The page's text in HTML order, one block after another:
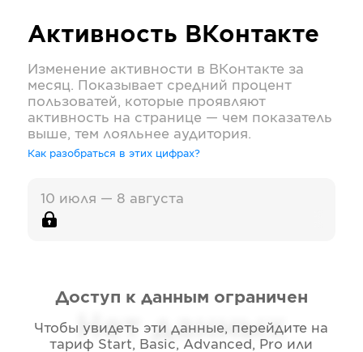
Активность ВКонтакте
Изменение активности в ВКонтакте за
месяц. Показывает средний процент
пользоватей, которые проявляют
активность на странице — чем показатель
выше, тем лояльнее аудитория.
Как разобраться в этих цифрах?
10 июля — 8 августа
Нет данных
Доступ к данным ограничен
Чтобы увидеть эти данные, перейдите на
тариф Start, Basic, Advanced, Pro или